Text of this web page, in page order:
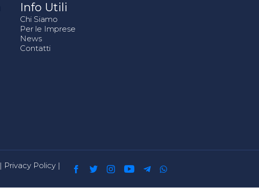
Info Utili
Chi Siamo
Per le Imprese
News
Contatti
| Privacy Policy |